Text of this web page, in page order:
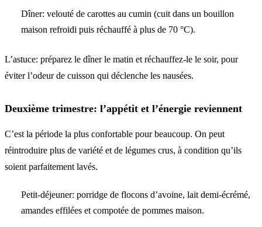
Dîner: velouté de carottes au cumin (cuit dans un bouillon
maison refroidi puis réchauffé à plus de 70 °C).
L’astuce: préparez le dîner le matin et réchauffez-le le soir, pour
éviter l’odeur de cuisson qui déclenche les nausées.
Deuxième trimestre: l’appétit et l’énergie reviennent
C’est la période la plus confortable pour beaucoup. On peut
réintroduire plus de variété et de légumes crus, à condition qu’ils
soient parfaitement lavés.
Petit-déjeuner: porridge de flocons d’avoine, lait demi-écrémé,
amandes effilées et compotée de pommes maison.